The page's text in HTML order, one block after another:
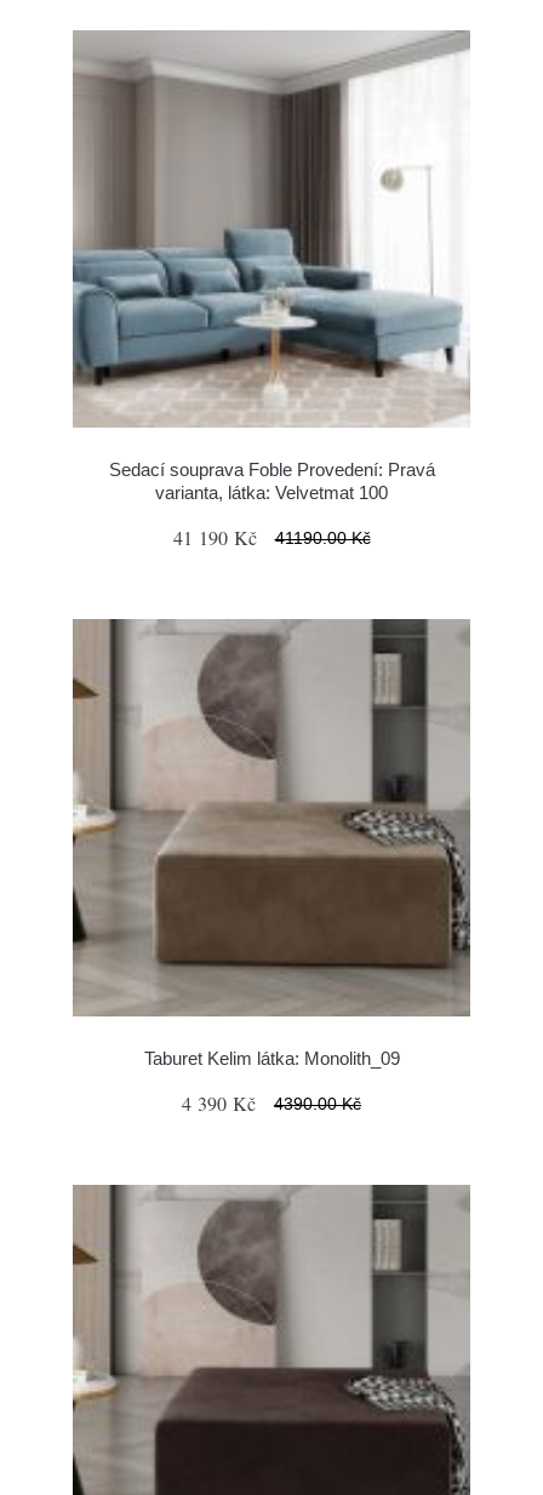
Sedací souprava Foble Provedení: Pravá
varianta, látka: Velvetmat 100
41 190 Kč 41190.00 Kč
Taburet Kelim látka: Monolith_09
4 390 Kč 4390.00 Kč